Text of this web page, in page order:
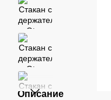
Описание